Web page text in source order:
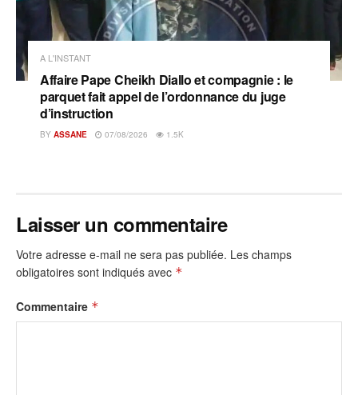
A L'INSTANT
Affaire Pape Cheikh Diallo et compagnie : le
parquet fait appel de l’ordonnance du juge
d’instruction
BY ASSANE 07/08/2026 1.5K
Laisser un commentaire
Votre adresse e-mail ne sera pas publiée. Les champs
obligatoires sont indiqués avec *
Commentaire *